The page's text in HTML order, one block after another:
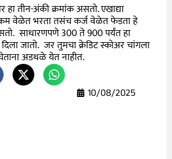
हा तीन-अंकी क्रमांक असतो. एखाद्या
वेळेत भरता तसंच कर्ज वेळेत फेडता हे
साधारणपणे 300 ते 900 पर्यंत हा
जातो. जर तुमचा क्रेडिट स्कोअर चांगला
अडथळे येत नाहीत.
10/08/2025